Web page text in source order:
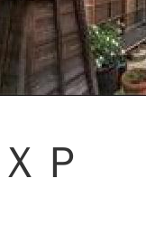
Ｐ